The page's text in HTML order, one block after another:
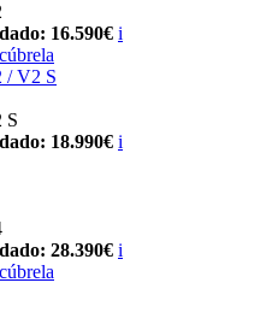
16.590€ i
/ V2 S
S
18.990€ i
28.390€ i